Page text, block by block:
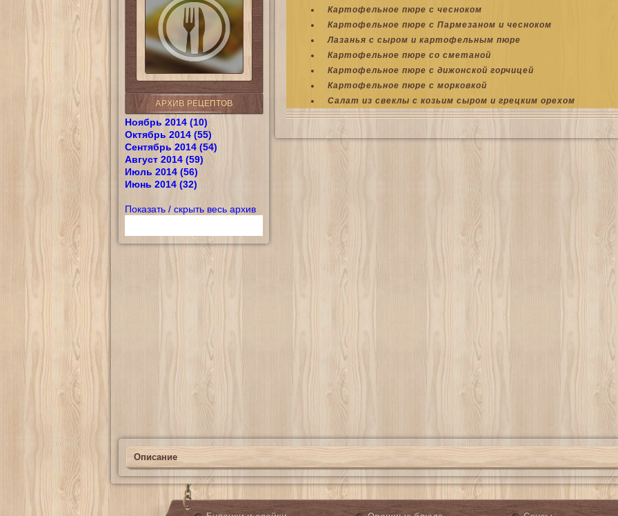
АРХИВ РЕЦЕПТОВ
Ноябрь 2014 (10)
Октябрь 2014 (55)
Сентябрь 2014 (54)
Август 2014 (59)
Июль 2014 (56)
Июнь 2014 (32)
Показать / скрыть весь архив
Картофельное пюре с чесноком
Картофельное пюре с Пармезаном и чесноком
Лазанья с сыром и картофельным пюре
Картофельное пюре со сметаной
Картофельное пюре с дижонской горчицей
Картофельное пюре с морковкой
Салат из свеклы с козьим сыром и грецким орехом
Описание